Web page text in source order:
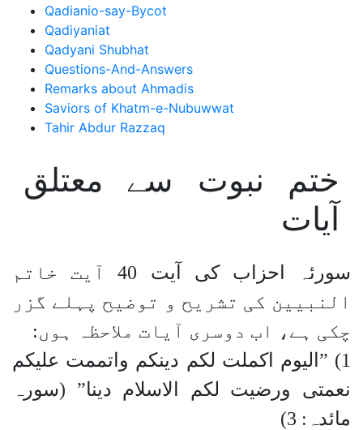
Qadianio-say-Bycot
Qadiyaniat
Qadyani Shubhat
Questions-And-Answers
Remarks about Ahmadis
Saviors of Khatm-e-Nubuwwat
Tahir Abdur Razzaq
ختم نبوت سے معتلق
آیات
سورئہ احزاب کی آیت 40 آیت خاتم
النبیین کی تشریح و توضیح پہلے گزر
چکی ہے، اب دوسری آیات ملاحظہ ہوں:
1) ”الیوم اکملت لکم دینکم واتممت علیکم
نعمتی ورضیت لکم الاسلام دینا” (سورہ
مائدہ: 3)